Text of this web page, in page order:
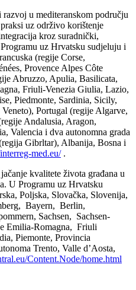
u mediteranskom području
uz održivo korištenje
kroz suradnički,
uz Hrvatsku sudjeluju i
(regije Corse,
Provence Alpes Côte
Abruzzo, Apulia, Basilicata,
Friuli-Venezia Giulia, Lazio,
Piedmonte, Sardinia, Sicily,
Portugal (regije Algarve,
Andalusia, Aragon,
Valencia i dva autonomna grada
Gibrltar), Albanija, Bosna i
med.eu/.
kvalitete života građana u
U Programu uz Hrvatsku
Poljska, Slovačka, Slovenija,
Bayern, Berlin,
Sachsen, Sachsen-
Emilia-Romagna, Friuli
Piemonte, Provincia
Trento, Valle d’Aosta,
Content.Node/home.html